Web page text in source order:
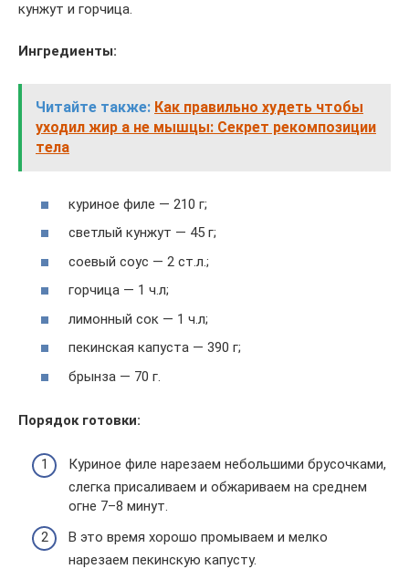
кунжут и горчица.
Ингредиенты:
Читайте также: Как правильно худеть чтобы
уходил жир а не мышцы: Секрет рекомпозиции
тела
куриное филе — 210 г;
светлый кунжут — 45 г;
соевый соус — 2 ст.л.;
горчица — 1 ч.л;
лимонный сок — 1 ч.л;
пекинская капуста — 390 г;
брынза — 70 г.
Порядок готовки:
Куриное филе нарезаем небольшими брусочками,
слегка присаливаем и обжариваем на среднем
огне 7–8 минут.
В это время хорошо промываем и мелко
нарезаем пекинскую капусту.